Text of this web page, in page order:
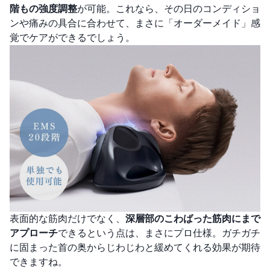
階もの強度調整が可能。これなら、その日のコンディショ
ンや痛みの具合に合わせて、まさに「オーダーメイド」感
覚でケアができるでしょう。
表面的な筋肉だけでなく、 深層部のこわばった筋肉にまで
アプローチできるという点は、まさにプロ仕様。ガチガチ
に固まった首の奥からじわじわと緩めてくれる効果が期待
できますね。